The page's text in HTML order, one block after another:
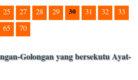
25 27 28 29 30 31 32
33
65 70
Golongan yang bersekutu Ayat-